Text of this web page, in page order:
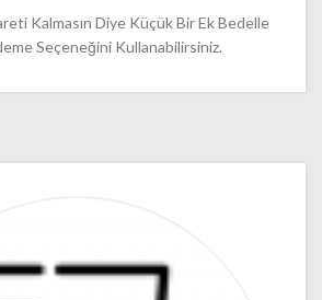
Kalmasın Diye Küçük Bir Ek Bedelle
Seçeneğini Kullanabilirsiniz.